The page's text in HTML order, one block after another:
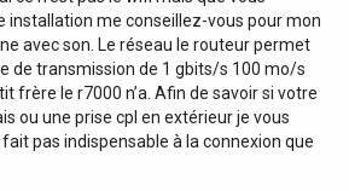
installation me conseillez-vous pour mon
avec son. Le réseau le routeur permet
de transmission de 1 gbits/s 100 mo/s
frère le r7000 n’a. Afin de savoir si votre
ou une prise cpl en extérieur je vous
pas indispensable à la connexion que